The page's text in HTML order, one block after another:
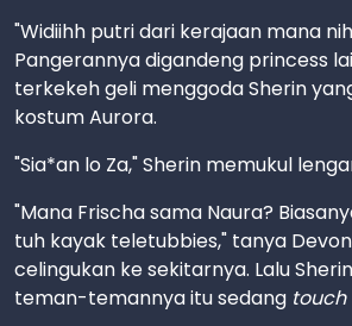
"Widiihh putri dari kerajaan mana
Pangerannya digandeng princess
terkekeh geli menggoda Sherin
kostum Aurora.
"Sia*an lo Za," Sherin memukul
"Mana Frischa sama Naura?
tuh kayak teletubbies," tanya
celingukan ke sekitarnya. Lalu
teman-temannya itu sedang touch